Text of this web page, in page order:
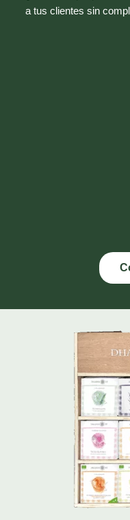
a tus clientes sin